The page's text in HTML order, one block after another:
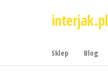
interjak.pl
Sklep Blog